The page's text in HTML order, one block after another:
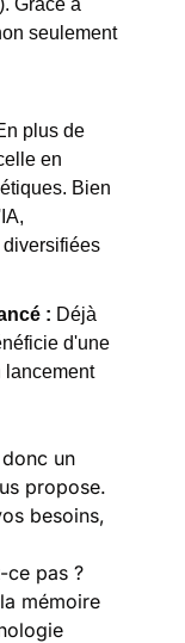
seulement
plus de
en
Bien
: Déjà
d'une
lancement
donc un
propose.
besoins,
ce pas ?
mémoire